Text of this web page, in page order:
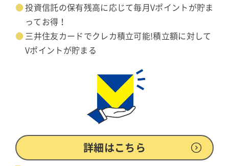
投資信託の保有残高に応じて毎月Vポイントが貯ま
ってお得！
三井住友カードでクレカ積立可能!積立額に対して
Vポイントが貯まる
詳細はこちら